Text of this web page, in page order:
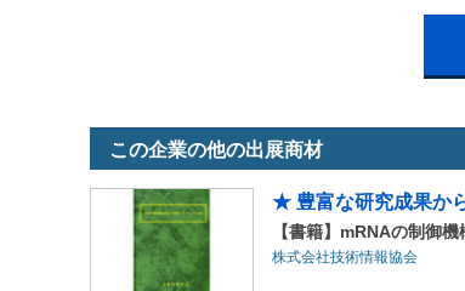
この企業の他の出展商材
★ 豊富な研究成果か
【書籍】mRNAの制御
株式会社技術情報協会